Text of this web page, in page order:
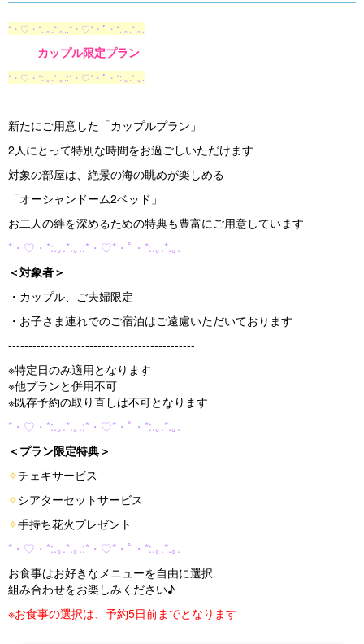
*・♡・*:.｡.*.｡.:*・♡*・ﾟ・*:.｡.*.｡.
カップル限定プラン
*・♡・*:.｡.*.｡.:*・♡*・ﾟ・*:.｡.*.｡.
新たにご用意した「カップルプラン」
2人にとって特別な時間をお過ごしいただけます
対象の部屋は、絶景の海の眺めが楽しめる
「オーシャンドーム2ベッド」
お二人の絆を深めるための特典も豊富にご用意しています
*・♡・*:.｡.*.｡.:*・♡*・ﾟ・*:.｡.*.｡.
＜対象者＞
・カップル、ご夫婦限定
・お子さま連れでのご宿泊はご遠慮いただいております
----------------------------------------------
※特定日のみ適用となります
※他プランと併用不可
※既存予約の取り直しは不可となります
*・♡・*:.｡.*.｡.:*・♡*・ﾟ・*:.｡.*.｡.
＜プラン限定特典＞
✧チェキサービス
✧シアターセットサービス
✧手持ち花火プレゼント
*・♡・*:.｡.*.｡.:*・♡*・ﾟ・*:.｡.*.｡.
お食事はお好きなメニューを自由に選択
組み合わせをお楽しみください♪
※お食事の選択は、予約5日前までとなります